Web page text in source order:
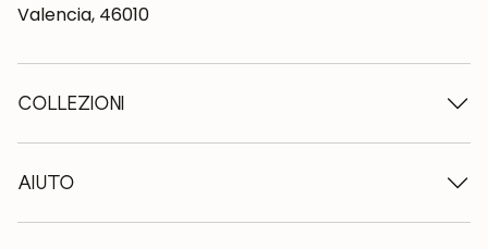
Valencia, 46010
COLLEZIONI
Tavoli in legno
Tavoli allungabili
Sedie in legno
AIUTO
Chi siamo